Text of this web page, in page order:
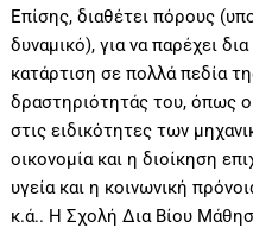
Επίσης, διαθέτει πόρους
δυναμικό), για να παρέχει
κατάρτιση σε πολλά πεδία
δραστηριότητάς του, όπως
στις ειδικότητες των
οικονομία και η διοίκηση
υγεία και η κοινωνική
κ.ά.. Η Σχολή Δια Βίου